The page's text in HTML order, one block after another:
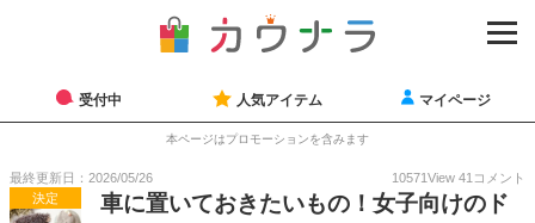
受付中 人気アイテム マイページ
本ページはプロモーションを含みます
最終更新日：2026/05/26 10571View 41 コメント
決定
車に置いておきたいもの！女子向けのド